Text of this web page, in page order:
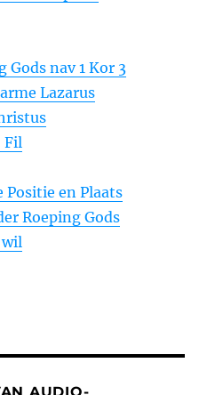
Gods nav 1 Kor 3
Lazarus
Fil
Positie en Plaats
Roeping Gods
wil